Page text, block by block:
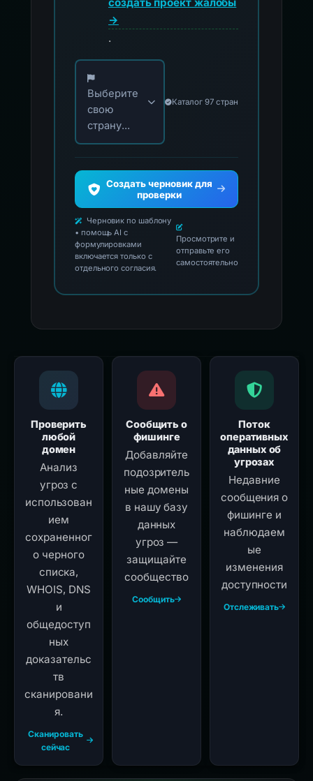
→
.
Выберите свою страну для официальных
Выберите
свою
страну...
Каталог 97 стран
Создать черновик для
проверки
Черновик по шаблону
• помощь AI с
формулировками
включается только с
отдельного согласия.
Просмотрите и
отправьте его
самостоятельно
Проверить
любой
домен
Анализ
угроз с
использован
ием
сохраненног
о черного
списка,
WHOIS, DNS
и
общедоступ
ных
доказательс
тв
сканировани
я.
Сканировать
сейчас
Сообщить о
фишинге
Добавляйте
подозритель
ные домены
в нашу базу
данных
угроз —
защищайте
сообщество
Сообщить
Поток
оперативных
данных об
угрозах
Недавние
сообщения о
фишинге и
наблюдаем
ые
изменения
доступности
Отслеживать